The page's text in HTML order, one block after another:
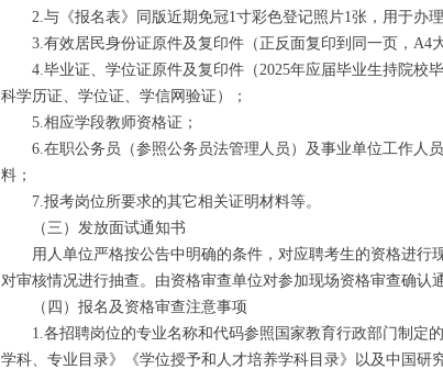
2.与《报名表》同版近期免冠1寸彩色登记照片1张，用于办理
3.有效居民身份证原件及复印件（正反面复印到同一页，A4大
4.毕业证、学位证原件及复印件（2025年应届毕业生持院校
科学历证、学位证、学信网验证）；
5.相应学段教师资格证；
6.在职公务员（参照公务员法管理人员）及事业单位工作人
料；
7.报考岗位所要求的其它相关证明材料等。
（三）发放面试通知书
用人单位严格按公告中明确的条件，对应聘考生的资格进行
对审核情况进行抽查。由资格审查单位对参加现场资格审查确认
（四）报名及资格审查注意事项
1.各招聘岗位的专业名称和代码参照国家教育行政部门制定
学科、专业目录》《学位授予和人才培养学科目录》以及中国